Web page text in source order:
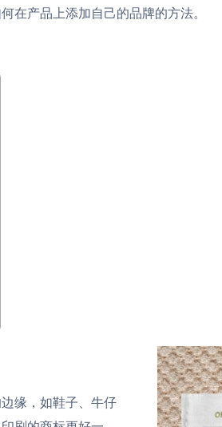
在产品上添加自己的品牌的方法。
缘，如鞋子、牛仔